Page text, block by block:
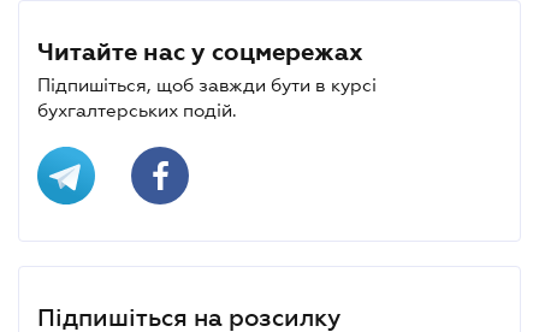
Читайте нас у соцмережах
Підпишіться, щоб завжди бути в курсі
бухгалтерських подій.
Підпишіться на розсилку